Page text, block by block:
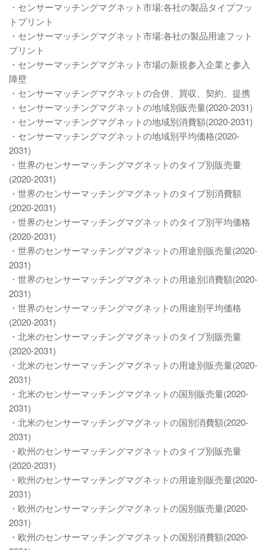
・センサーマッチングマグネット市場:各社の製品タイプフッ
トプリント
・センサーマッチングマグネット市場:各社の製品用途フット
プリント
・センサーマッチングマグネット市場の新規参入企業と参入
障壁
・センサーマッチングマグネットの合併、買収、契約、提携
・センサーマッチングマグネットの地域別販売量(2020-2031)
・センサーマッチングマグネットの地域別消費額(2020-2031)
・センサーマッチングマグネットの地域別平均価格(2020-
2031)
・世界のセンサーマッチングマグネットのタイプ別販売量
(2020-2031)
・世界のセンサーマッチングマグネットのタイプ別消費額
(2020-2031)
・世界のセンサーマッチングマグネットのタイプ別平均価格
(2020-2031)
・世界のセンサーマッチングマグネットの用途別販売量(2020-
2031)
・世界のセンサーマッチングマグネットの用途別消費額(2020-
2031)
・世界のセンサーマッチングマグネットの用途別平均価格
(2020-2031)
・北米のセンサーマッチングマグネットのタイプ別販売量
(2020-2031)
・北米のセンサーマッチングマグネットの用途別販売量(2020-
2031)
・北米のセンサーマッチングマグネットの国別販売量(2020-
2031)
・北米のセンサーマッチングマグネットの国別消費額(2020-
2031)
・欧州のセンサーマッチングマグネットのタイプ別販売量
(2020-2031)
・欧州のセンサーマッチングマグネットの用途別販売量(2020-
2031)
・欧州のセンサーマッチングマグネットの国別販売量(2020-
2031)
・欧州のセンサーマッチングマグネットの国別消費額(2020-